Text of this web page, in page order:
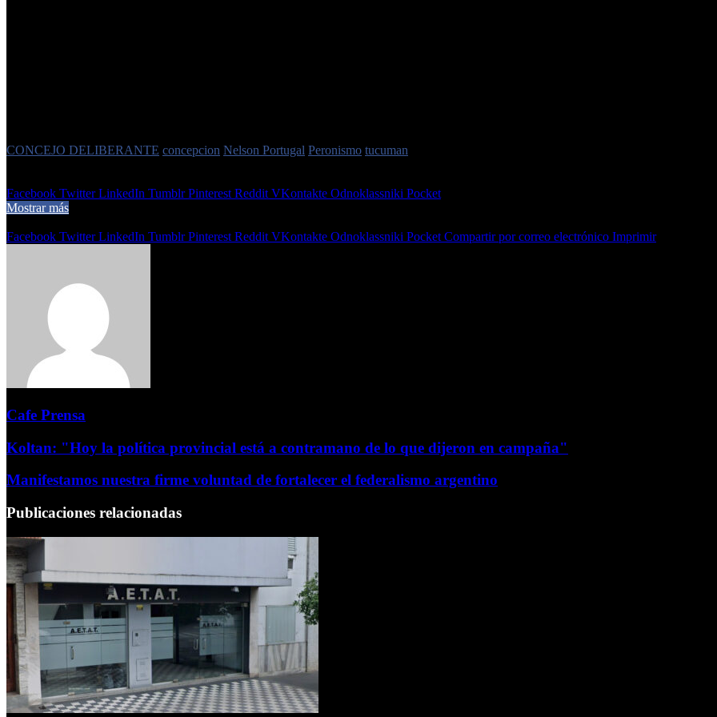
CONCEJO DELIBERANTE concepcion Nelson Portugal Peronismo tucuman
Facebook Twitter LinkedIn Tumblr Pinterest Reddit VKontakte Odnoklassniki Pocket
Mostrar más
Facebook Twitter LinkedIn Tumblr Pinterest Reddit VKontakte Odnoklassniki Pocket Compartir por correo electrónico Imprimir
Cafe Prensa
Koltan: "Hoy la política provincial está a contramano de lo que dijeron en campaña"
Manifestamos nuestra firme voluntad de fortalecer el federalismo argentino
Publicaciones relacionadas